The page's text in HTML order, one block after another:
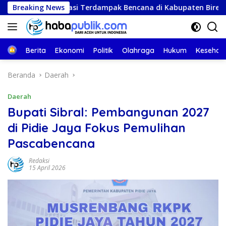
Langsung
ke
konten
Breaking News
Lokasi Terdampak Bencana di Kabupaten Bireuen
Beranda
Berita Ekonomi Politik Olahraga Hukum
Beranda Daerah
Daerah
Bupati Sibral: Pembangunan 2027
di Pidie Jaya Fokus Pemulihan
Pascabencana
Redaksi
15 April 2026